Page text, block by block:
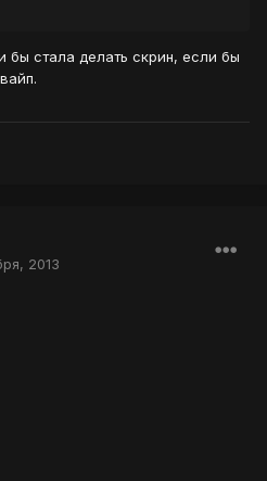
бы стала делать скрин, если бы
2013